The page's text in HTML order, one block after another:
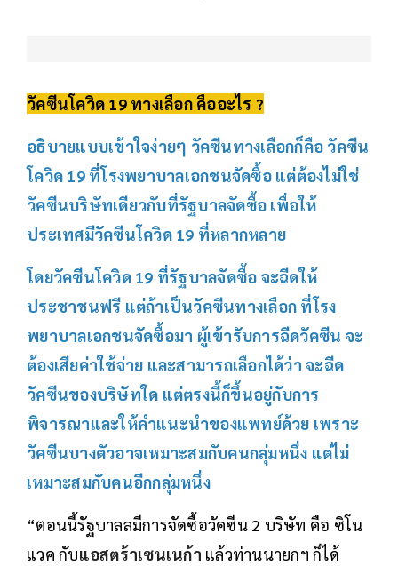
วัคซีนโควิด 19 ทางเลือก คืออะไร ?
อธิบายแบบเข้าใจง่ายๆ วัคซีนทางเลือกก็คือ วัคซีน
โควิด 19 ที่โรงพยาบาลเอกชนจัดซื้อ แต่ต้องไม่ใช่
วัคซีนบริษัทเดียวกับที่รัฐบาลจัดซื้อ เพื่อให้
ประเทศมีวัคซีนโควิด 19 ที่หลากหลาย
โดยวัคซีนโควิด 19 ที่รัฐบาลจัดซื้อ จะฉีดให้
ประชาชนฟรี แต่ถ้าเป็นวัคซีนทางเลือก ที่โรง
พยาบาลเอกชนจัดซื้อมา ผู้เข้ารับการฉีดวัคซีน จะ
ต้องเสียค่าใช้จ่าย และสามารถเลือกได้ว่า จะฉีด
วัคซีนของบริษัทใด แต่ตรงนี้ก็ขึ้นอยู่กับการ
พิจารณาและให้คำแนะนำของแพทย์ด้วย เพราะ
วัคซีนบางตัวอาจเหมาะสมกับคนกลุ่มหนึ่ง แต่ไม่
เหมาะสมกับคนอีกกลุ่มหนึ่ง
“ตอนนี้รัฐบาลลมีการจัดซื้อวัคซีน 2 บริษัท คือ ซิโน
แวค กับแอสตร้าเซนเนก้า แล้วท่านนายกฯ ก็ได้